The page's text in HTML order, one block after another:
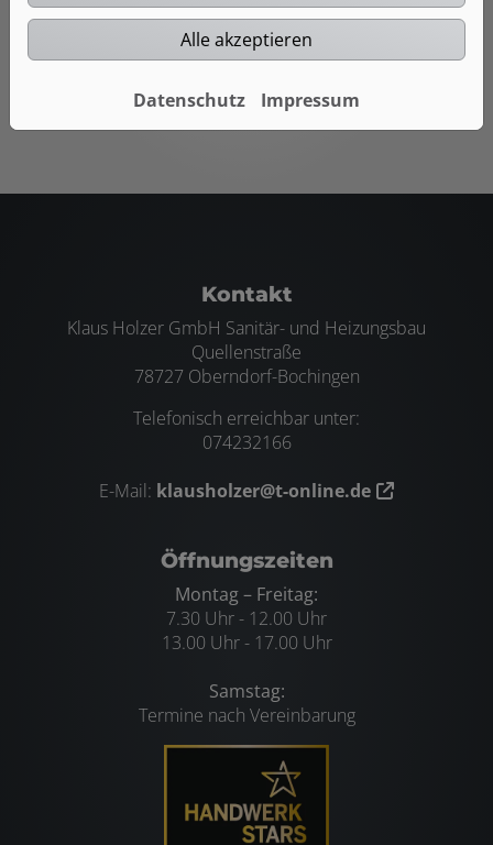
Weiterlesen
Kontakt
Klaus Holzer GmbH Sanitär- und Heizungsbau
Quellenstraße
78727 Oberndorf-Bochingen
Telefonisch erreichbar unter:
074232166
E-Mail: klausholzer@t-online.de
Öffnungszeiten
Montag – Freitag:
7.30 Uhr - 12.00 Uhr
13.00 Uhr - 17.00 Uhr
Samstag:
Termine nach Vereinbarung
Alle akzeptieren
Datenschutz Impressum